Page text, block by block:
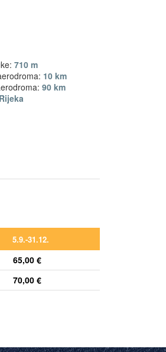
710 m
10 km
90 km
Rijeka
5.9.-31.12.
65,00 €
70,00 €